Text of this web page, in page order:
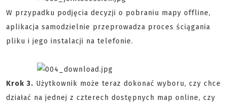
W przypadku podjęcia decyzji o pobraniu mapy offline,
aplikacja samodzielnie przeprowadza proces ściągania
pliku i jego instalacji na telefonie.
Krok 3. Użytkownik może teraz dokonać wyboru, czy chce
działać na jednej z czterech dostępnych map online, czy